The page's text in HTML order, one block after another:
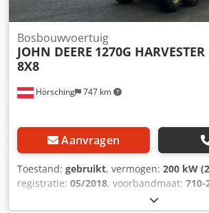
Hörsching 747 km
Bosbouwvoertuig
JOHN DEERE 1270G HARVESTER
8X8
Aanvragen
Toestand: gebruikt, vermogen: 200 kW
registratie: 05/2018, voorbandmaat: 710-
,